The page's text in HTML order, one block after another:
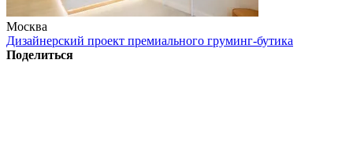
Москва
Дизайнерский проект премиального груминг-бутика
Поделиться